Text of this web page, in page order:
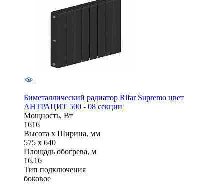
Биметаллический радиатор Rifar Supremo цвет
АНТРАЦИТ 500 - 08 секции
Мощность, Вт
1616
Высота x Ширина, мм
575 x 640
Площадь обогрева, м
16.16
Тип подключения
боковое